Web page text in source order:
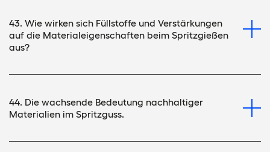
43. Wie wirken sich Füllstoffe und Verstärkungen
auf die Materialeigenschaften beim Spritzgießen
aus?
44. Die wachsende Bedeutung nachhaltiger
Materialien im Spritzguss.